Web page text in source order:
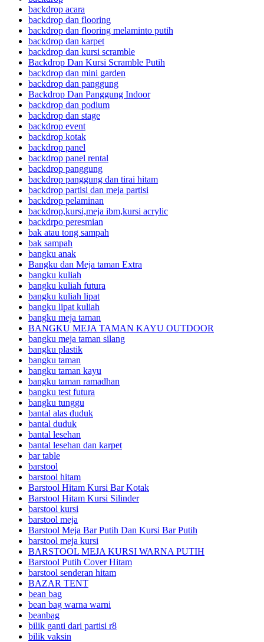
backdrop acara
backdrop dan flooring
backdrop dan flooring melaminto putih
backdrop dan karpet
backdrop dan kursi scramble
Backdrop Dan Kursi Scramble Putih
backdrop dan mini garden
backdrop dan panggung
Backdrop Dan Panggung Indoor
backdrop dan podium
backdrop dan stage
backdrop event
backdrop kotak
backdrop panel
backdrop panel rental
backdrop panggung
backdrop panggung dan tirai hitam
backdrop partisi dan meja partisi
backdrop pelaminan
backdrop,kursi,meja ibm,kursi acrylic
backdrpo peresmian
bak atau tong sampah
bak sampah
bangku anak
Bangku dan Meja taman Extra
bangku kuliah
bangku kuliah futura
bangku kuliah lipat
bangku lipat kuliah
bangku meja taman
BANGKU MEJA TAMAN KAYU OUTDOOR
bangku meja taman silang
bangku plastik
bangku taman
bangku taman kayu
bangku taman ramadhan
bangku test futura
bangku tunggu
bantal alas duduk
bantal duduk
bantal lesehan
bantal lesehan dan karpet
bar table
barstool
barstool hitam
Barstool Hitam Kursi Bar Kotak
Barstool Hitam Kursi Silinder
barstool kursi
barstool meja
Barstool Meja Bar Putih Dan Kursi Bar Putih
barstool meja kursi
BARSTOOL MEJA KURSI WARNA PUTIH
Barstool Putih Cover Hitam
barstool senderan hitam
BAZAR TENT
bean bag
bean bag warna warni
beanbag
bilik ganti dari partisi r8
bilik vaksin